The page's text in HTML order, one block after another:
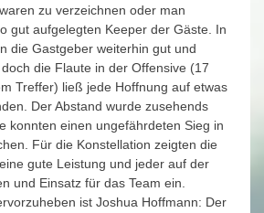
zu verzeichnen oder man
gut aufgelegten Keeper der Gäste. In
die Gastgeber weiterhin gut und
die Flaute in der Offensive (17
Treffer) ließ jede Hoffnung auf etwas
Der Abstand wurde zusehends
konnten einen ungefährdeten Sieg in
Für die Konstellation zeigten die
gute Leistung und jeder auf der
und Einsatz für das Team ein.
ist Joshua Hoffmann: Der